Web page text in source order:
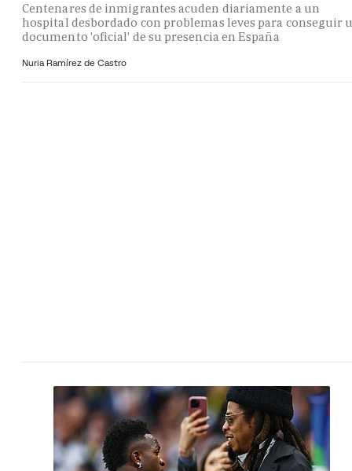
Centenares de inmigrantes acuden diariamente a un
hospital desbordado con problemas leves para conseguir
documento 'oficial' de su presencia en España
Nuria Ramírez de Castro